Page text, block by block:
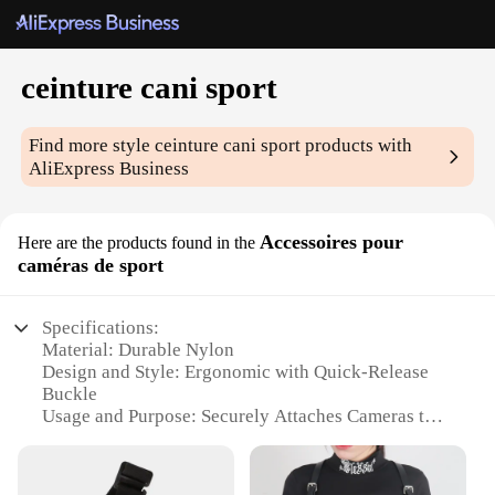
ceinture cani sport
Find more styleceinture cani sport products with
AliExpress Business
Here are the products found in the Accessoires pour
caméras de sport
Specifications:
Material: Durable Nylon
Design and Style: Ergonomic with Quick-Release
Buckle
Usage and Purpose: Securely Attaches Cameras to
Performance and Property: Weather-Resistant
Shape or Size: Adjustable to Fit Various Dog Sizes